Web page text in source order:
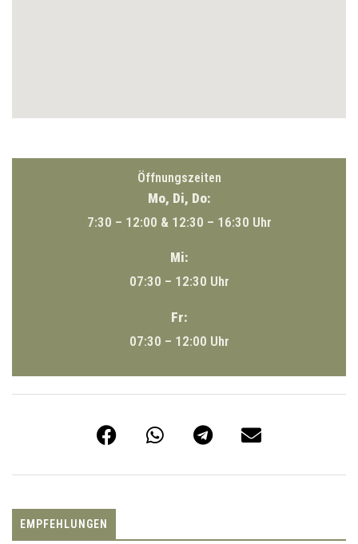
Öffnungszeiten
Mo, Di, Do:
7:30 – 12:00 & 12:30 – 16:30 Uhr
Mi:
07:30 – 12:30 Uhr
Fr:
07:30 – 12:00 Uhr
EMPFEHLUNGEN